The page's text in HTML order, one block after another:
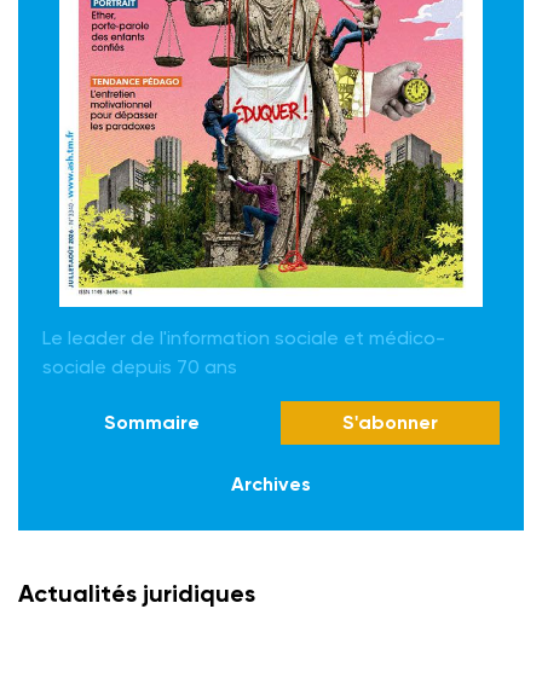
Le leader de l'information sociale et médico-
sociale depuis 70 ans
Sommaire S'abonner
Archives
Actualités juridiques